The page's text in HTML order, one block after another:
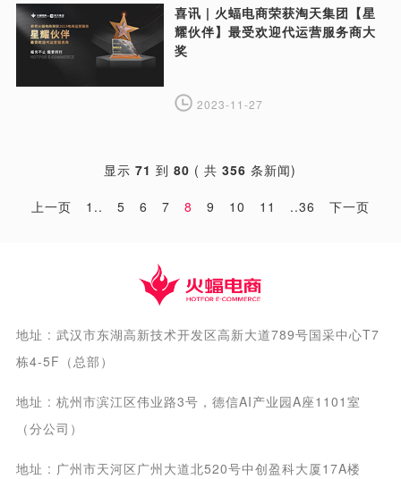
喜讯 | 火蝠电商荣获淘天集团【星
耀伙伴】最受欢迎代运营服务商大
奖
2023-11-27
显示71 到80 ( 共356 条新闻)
上一页 1.. 5 6 7 8 9 10 11 ..36 下一页
地址 : 武汉市东湖高新技术开发区高新大道789号国采中心T7
栋4-5F（总部）
地址 : 杭州市滨江区伟业路3号，德信AI产业园A座1101室
（分公司）
地址 : 广州市天河区广州大道北520号中创盈科大厦17A楼